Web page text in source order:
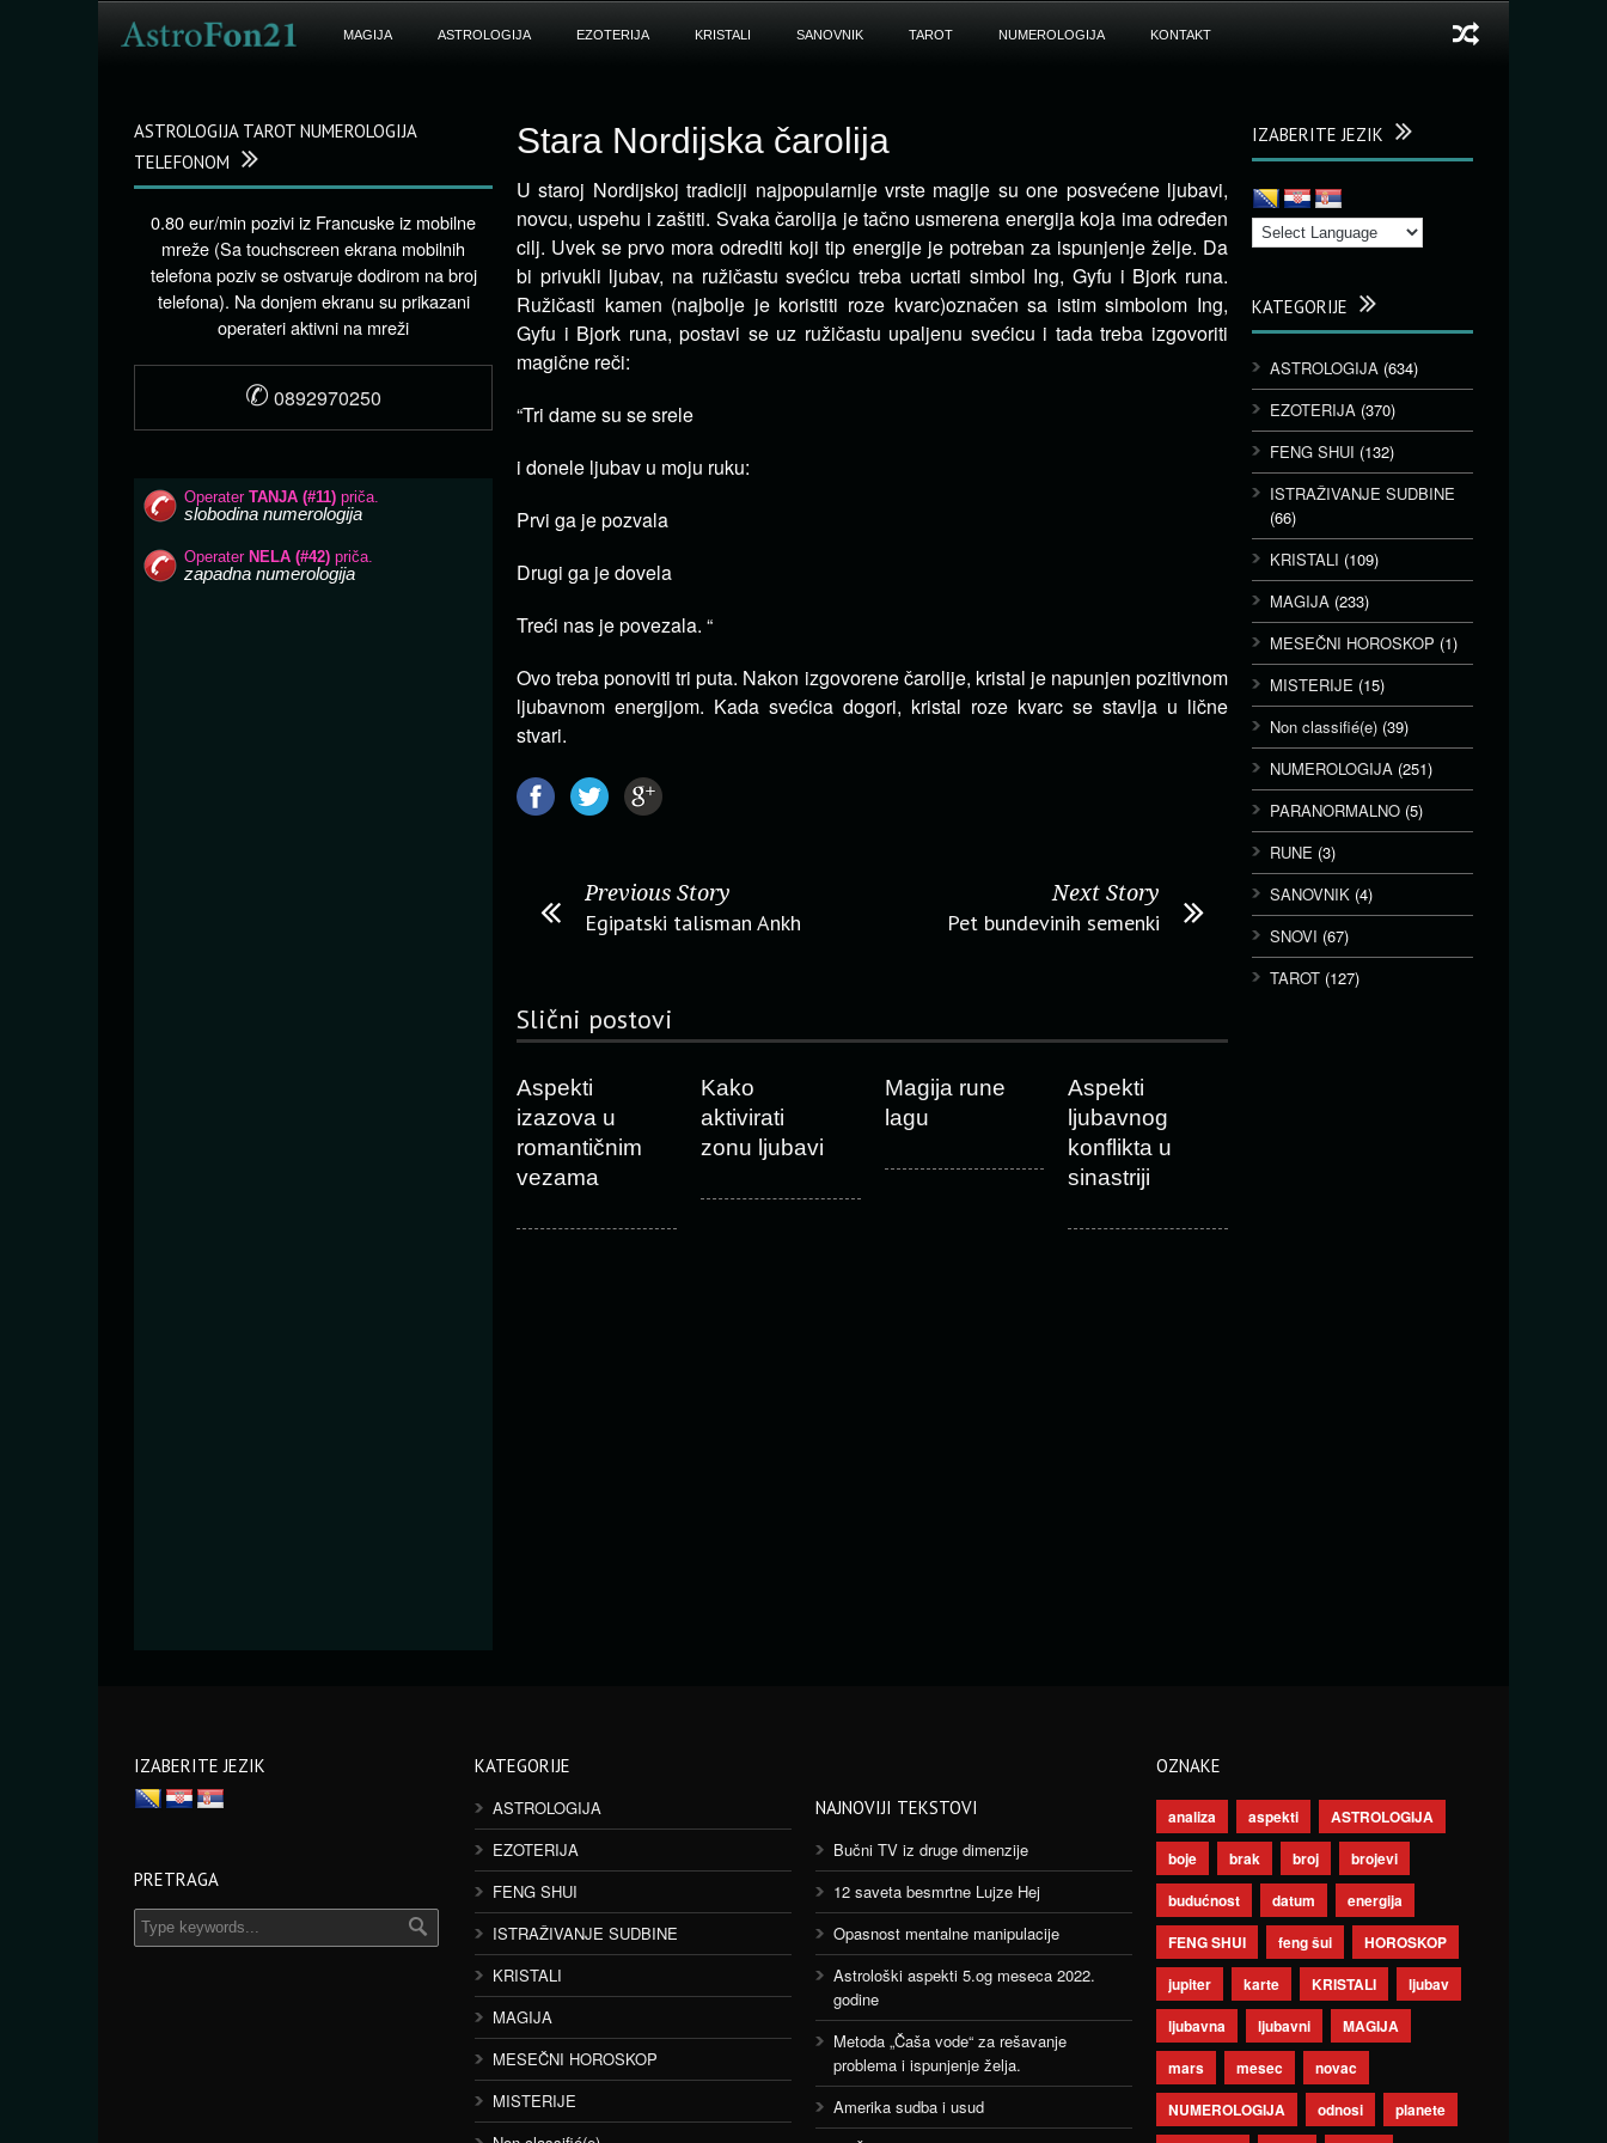
MAGIJA ASTROLOGIJA EZOTERIJA KRISTALI SANOVNIK TAROT NUMEROLOGIJA KONTAKT
Stara Nordijska čarolija
U staroj Nordijskoj tradiciji najpopularnije vrste magije su one posvećene ljubavi,
novcu, uspehu i zaštiti. Svaka čarolija je tačno usmerena energija koja ima određen
cilj. Uvek se prvo mora odrediti koji tip energije je potreban za ispunjenje želje. Da
bi privukli ljubav, na ružičastu svećicu treba ucrtati simbol Ing, Gyfu i Bjork runa.
Ružičasti kamen (najbolje je koristiti roze kvarc)označen sa istim simbolom Ing,
Gyfu i Bjork runa, postavi se uz ružičastu upaljenu svećicu i tada treba izgovoriti
magične reči:
“Tri dame su se srele
i donele ljubav u moju ruku:
Prvi ga je pozvala
Drugi ga je dovela
Treći nas je povezala. “
Ovo treba ponoviti tri puta. Nakon izgovorene čarolije, kristal je napunjen pozitivnom
ljubavnom energijom. Kada svećica dogori, kristal roze kvarc se stavlja u lične
stvari.
Previous Story
Egipatski talisman Ankh
Next Story
Pet bundevinih semenki
Slični postovi
Aspekti
izazova u
romantičnim
vezama
Kako
aktivirati
zonu ljubavi
Magija rune
lagu
Aspekti
ljubavnog
konflikta u
sinastriji
IZABERITE JEZIK
KATEGORIJE
ASTROLOGIJA (634)
EZOTERIJA (370)
FENG SHUI (132)
ISTRAŽIVANJE SUDBINE
(66)
KRISTALI (109)
MAGIJA (233)
MESEČNI HOROSKOP (1)
MISTERIJE (15)
Non classifié(e) (39)
NUMEROLOGIJA (251)
PARANORMALNO (5)
RUNE (3)
SANOVNIK (4)
SNOVI (67)
TAROT (127)
ASTROLOGIJA TAROT NUMEROLOGIJA
TELEFONOM
0.80 eur/min pozivi iz Francuske iz mobilne
mreže (Sa touchscreen ekrana mobilnih
telefona poziv se ostvaruje dodirom na broj
telefona). Na donjem ekranu su prikazani
operateri aktivni na mreži
✆ 0892970250
IZABERITE JEZIK
PRETRAGA
KATEGORIJE
ASTROLOGIJA
EZOTERIJA
FENG SHUI
ISTRAŽIVANJE SUDBINE
KRISTALI
MAGIJA
MESEČNI HOROSKOP
MISTERIJE
NAJNOVIJI TEKSTOVI
Bučni TV iz druge dimenzije
12 saveta besmrtne Lujze Hej
Opasnost mentalne manipulacije
Astrološki aspekti 5.og meseca 2022.
godine
Metoda „Čaša vode“ za rešavanje
problema i ispunjenje želja.
Amerika sudba i usud
OZNAKE
analiza aspekti
ASTROLOGIJA
boje
brak broj
brojevi
budućnost
datum
energija
FENG SHUI
feng šui
HOROSKOP
jupiter
karte KRISTALI
ljubav
ljubavna
ljubavni
MAGIJA
mars
mesec
novac
NUMEROLOGIJA
odnosi
planete